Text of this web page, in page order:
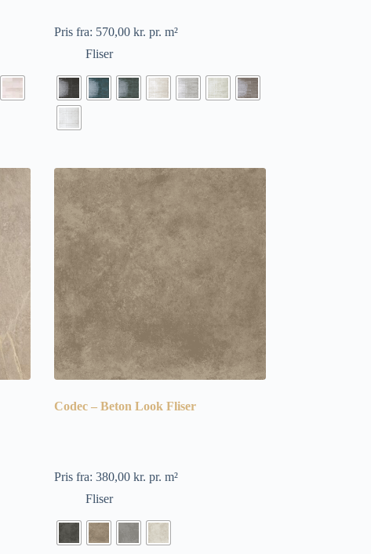
Pris fra: 570,00 kr. pr. m²
Fliser
Codec – Beton Look Fliser
Pris fra: 380,00 kr. pr. m²
Fliser